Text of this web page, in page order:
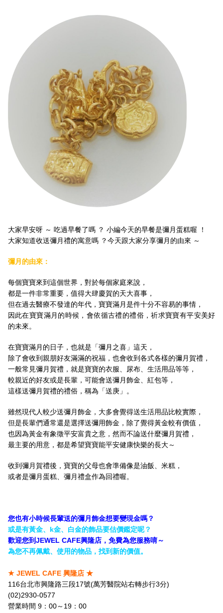
大家早安呀 ～ 吃過早餐了嗎 ？ 小編今天的早餐是彌月蛋糕喔 ！
大家知道收送彌月禮的寓意嗎 ？今天跟大家分享彌月的由來 ～
彌月的由來：
每個寶寶來到這個世界，對於每個家庭來說，
都是一件非常重要，值得大肆慶賀的天大喜事，
但在過去醫療不發達的年代，寶寶滿月是件十分不容易的事情，
因此在寶寶滿月的時候，會依循古禮的禮俗，祈求寶寶有平安美好
的未來。
在寶寶滿月的日子，也就是「彌月之喜」這天，
除了會收到親朋好友滿滿的祝福，也會收到各式各樣的彌月賀禮，
一般常見彌月賀禮，就是寶寶的衣服、尿布、生活用品等等，
較親近的好友或是長輩，可能會送彌月飾金、紅包等，
這樣送彌月賀禮的禮俗，稱為「送庚」。
雖然現代人較少送彌月飾金，大多會覺得送生活用品比較實際，
但是長輩們通常還是選擇送彌用飾金，除了覺得黃金較有價值，
也因為黃金有象徵平安富貴之意，然而不論送什麼彌月賀禮，
最主要的用意，都是希望寶寶能平安健康快樂的長大～
收到彌月賀禮後，寶寶的父母也會準備像是油飯、米糕，
或者是彌月蛋糕、彌月禮盒作為回禮喔。
您也有小時候長輩送的彌月飾金想要變現金嗎？
或是有黃金、k金、白金的飾品要估價鑑定呢？
歡迎您到JEWEL CAFE興隆店，免費為您服務唷～
為您不再佩戴、使用的物品，找到新的價值。
★ JEWEL CAFE 興隆店 ★
116台北市興隆路三段17號(萬芳醫院站右轉步行3分)
(02)2930-0577
營業時間 9：00～19：00